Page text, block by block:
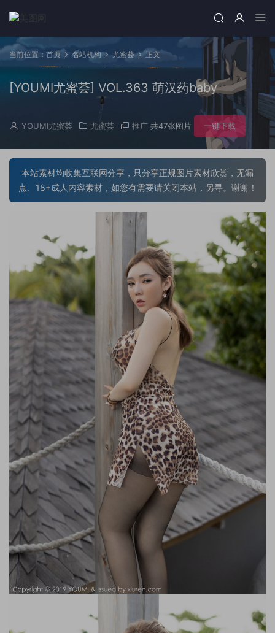
当前位置： 首页 名站机构 尤蜜荟 正文
[YOUMI尤蜜荟] VOL.363 萌汉药baby
YOUMI尤蜜荟 尤蜜荟 推广 共47张图片 一键下载
本站素材均收集互联网分享，只分享正规图片素材欣赏，无漏
点、18+成人内容素材，如您有需要请关闭本站，另寻。谢谢！